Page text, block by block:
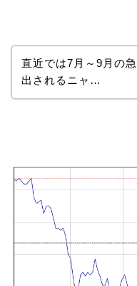
直近では7月～9月の
出されるニャ…